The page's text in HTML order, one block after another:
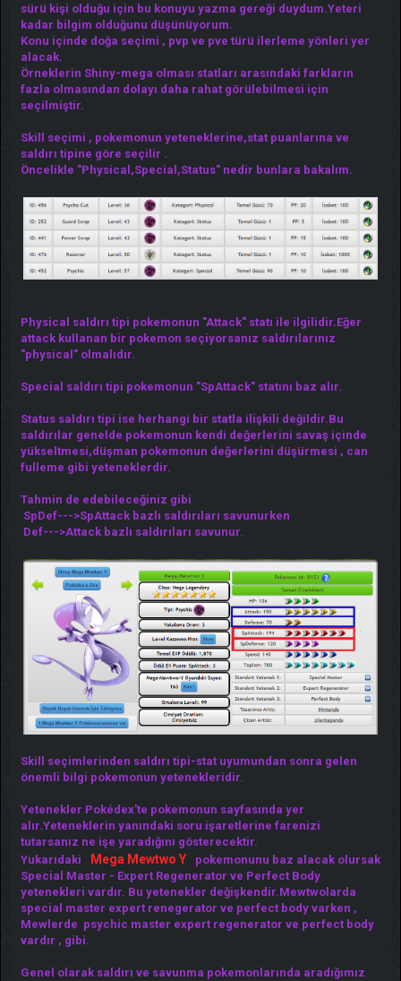
sürü kişi olduğu için bu konuyu yazma gereği duydum.Yeteri
kadar bilgim olduğunu düşünüyorum.
Konu içinde doğa seçimi , pvp ve pve türü ilerleme yönleri yer
alacak.
Örneklerin Shiny-mega olması statları arasındaki farkların
fazla olmasından dolayı daha rahat görülebilmesi için
seçilmiştir.
Skill seçimi , pokemonun yeteneklerine,stat puanlarına ve
saldırı tipine göre seçilir .
Öncelikle "Physical,Special,Status" nedir bunlara bakalım.
Physical saldırı tipi pokemonun "Attack" statı ile ilgilidir.Eğer
attack kullanan bir pokemon seçiyorsanız saldırılarınız
"physical" olmalıdır.
Special saldırı tipi pokemonun "SpAttack" statını baz alır.
Status saldırı tipi ise herhangi bir statla ilişkili değildir.Bu
saldırılar genelde pokemonun kendi değerlerini savaş içinde
yükseltmesi,düşman pokemonun değerlerini düşürmesi , can
fulleme gibi yeteneklerdir.
Tahmin de edebileceğiniz gibi
SpDef--->SpAttack bazlı saldırıları savunurken
Def--->Attack bazlı saldırıları savunur.
Skill seçimlerinden saldırı tipi-stat uyumundan sonra gelen
önemli bilgi pokemonun yetenekleridir.
Yetenekler Pokédex'te pokemonun sayfasında yer
alır.Yeteneklerin yanındaki soru işaretlerine farenizi
tutarsanız ne işe yaradığını gösterecektir.
Yukarıdaki
Mega Mewtwo Y
pokemonunu baz alacak olursak
Special Master - Expert Regenerator ve Perfect Body
yetenekleri vardır. Bu yetenekler değişkendir.Mewtwolarda
special master expert renegerator ve perfect body varken ,
Mewlerde psychic master expert regenerator ve perfect body
vardır , gibi.
Genel olarak saldırı ve savunma pokemonlarında aradığımız